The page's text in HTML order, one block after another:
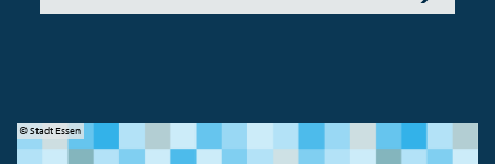
© Stadt Essen